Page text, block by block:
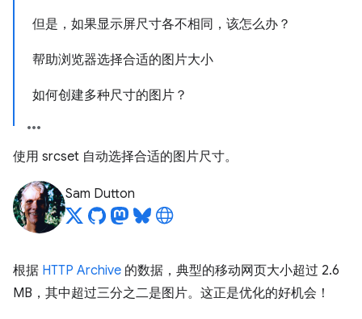
但是，如果显示屏尺寸各不相同，该怎么办？
帮助浏览器选择合适的图片大小
如何创建多种尺寸的图片？
使用 srcset 自动选择合适的图片尺寸。
Sam Dutton
根据 HTTP Archive 的数据，典型的移动网页大小超过 2.6
MB，其中超过三分之二是图片。这正是优化的好机会！